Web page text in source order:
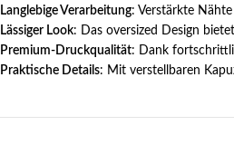
Langlebige Verarbeitung: Verstärkte
Lässiger Look: Das oversized Design
Premium-Druckqualität: Dank
Praktische Details: Mit verstellbaren